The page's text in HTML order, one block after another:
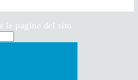
le pagine del sito